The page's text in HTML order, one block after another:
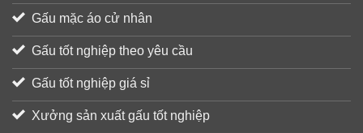
Gấu mặc áo cử nhân
Gấu tốt nghiệp theo yêu cầu
Gấu tốt nghiệp giá sỉ
Xưởng sản xuất gấu tốt nghiệp